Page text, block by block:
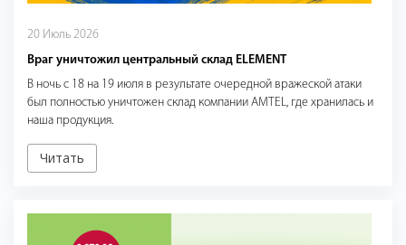
20 Июль 2026
Враг уничтожил центральный склад ELEMENT
В ночь с 18 на 19 июля в результате очередной вражеской атаки
был полностью уничтожен склад компании AMTEL, где хранилась и
наша продукция.
Читать